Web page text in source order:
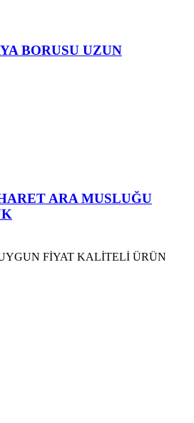
BORUSU UZUN
ARA MUSLUĞU
UYGUN FİYAT KALİTELİ ÜRÜN